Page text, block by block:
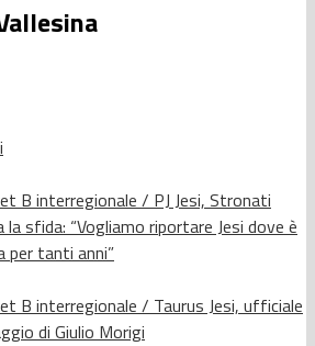
B interregionale / PJ Jesi, Stronati
la sfida: “Vogliamo riportare Jesi dove è
per tanti anni”
B interregionale / Taurus Jesi, ufficiale
di Giulio Morigi